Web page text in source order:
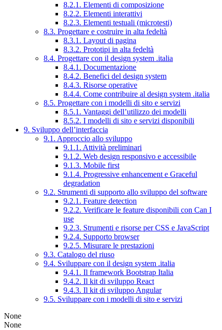
8.2.1. Elementi di composizione
8.2.2. Elementi interattivi
8.2.3. Elementi testuali (microtesti)
8.3. Progettare e costruire in alta fedeltà
8.3.1. Layout di pagina
8.3.2. Prototipi in alta fedeltà
8.4. Progettare con il design system .italia
8.4.1. Documentazione
8.4.2. Benefici del design system
8.4.3. Risorse operative
8.4.4. Come contribuire al design system .italia
8.5. Progettare con i modelli di sito e servizi
8.5.1. Vantaggi dell’utilizzo dei modelli
8.5.2. I modelli di sito e servizi disponibili
9. Sviluppo dell’interfaccia
9.1. Approccio allo sviluppo
9.1.1. Attività preliminari
9.1.2. Web design responsivo e accessibile
9.1.3. Mobile first
9.1.4. Progressive enhancement e Graceful
degradation
9.2. Strumenti di supporto allo sviluppo del software
9.2.1. Feature detection
9.2.2. Verificare le feature disponibili con Can I
use
9.2.3. Strumenti e risorse per CSS e JavaScript
9.2.4. Supporto browser
9.2.5. Misurare le prestazioni
9.3. Catalogo del riuso
9.4. Sviluppare con il design system .italia
9.4.1. Il framework Bootstrap Italia
9.4.2. Il kit di sviluppo React
9.4.3. Il kit di sviluppo Angular
9.5. Sviluppare con i modelli di sito e servizi
None
None